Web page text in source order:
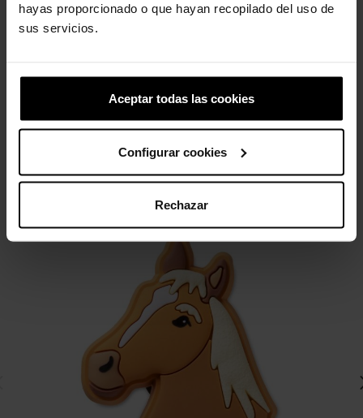
hayas proporcionado o que hayan recopilado del uso de
sus servicios.
Aceptar todas las cookies
Configurar cookies
Rechazar
4 outros produtos na mesma